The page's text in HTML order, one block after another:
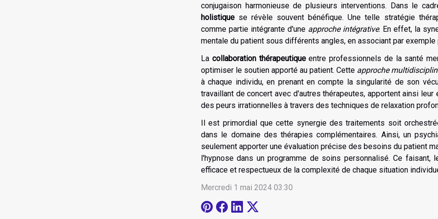
conjugaison harmonieuse de plusieurs interventions. Dans le
holistique se révèle souvent bénéfique. Une telle stratégie
comme partie intégrante d'une approche intégrative. En effet, la
mentale du patient sous différents angles, en associant par
La collaboration thérapeutiqueentre professionnels de la santé
optimiser le soutien apporté au patient. Cette approche
à chaque individu, en prenant en compte la singularité de son
travaillant de concert avec d'autres thérapeutes, apportent ainsi
des peurs irrationnelles à travers des techniques de relaxation
Il est primordial que cette synergie des traitements soit
dans le domaine des thérapies complémentaires. Ainsi, un
seulement apporter une évaluation précise des besoins du patient
l'hypnose dans un programme de soins personnalisé. Ce
efficace et respectueux de la complexité de chaque situation
Mercredi 1 mai 2024 03:30